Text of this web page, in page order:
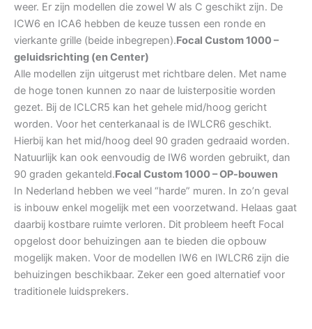
weer. Er zijn modellen die zowel W als C geschikt zijn. De
ICW6 en ICA6 hebben de keuze tussen een ronde en
vierkante grille (beide inbegrepen).Focal Custom 1000 –
geluidsrichting (en Center)
Alle modellen zijn uitgerust met richtbare delen. Met name
de hoge tonen kunnen zo naar de luisterpositie worden
gezet. Bij de ICLCR5 kan het gehele mid/hoog gericht
worden. Voor het centerkanaal is de IWLCR6 geschikt.
Hierbij kan het mid/hoog deel 90 graden gedraaid worden.
Natuurlijk kan ook eenvoudig de IW6 worden gebruikt, dan
90 graden gekanteld.Focal Custom 1000 – OP-bouwen
In Nederland hebben we veel “harde” muren. In zo’n geval
is inbouw enkel mogelijk met een voorzetwand. Helaas gaat
daarbij kostbare ruimte verloren. Dit probleem heeft Focal
opgelost door behuizingen aan te bieden die opbouw
mogelijk maken. Voor de modellen IW6 en IWLCR6 zijn die
behuizingen beschikbaar. Zeker een goed alternatief voor
traditionele luidsprekers.